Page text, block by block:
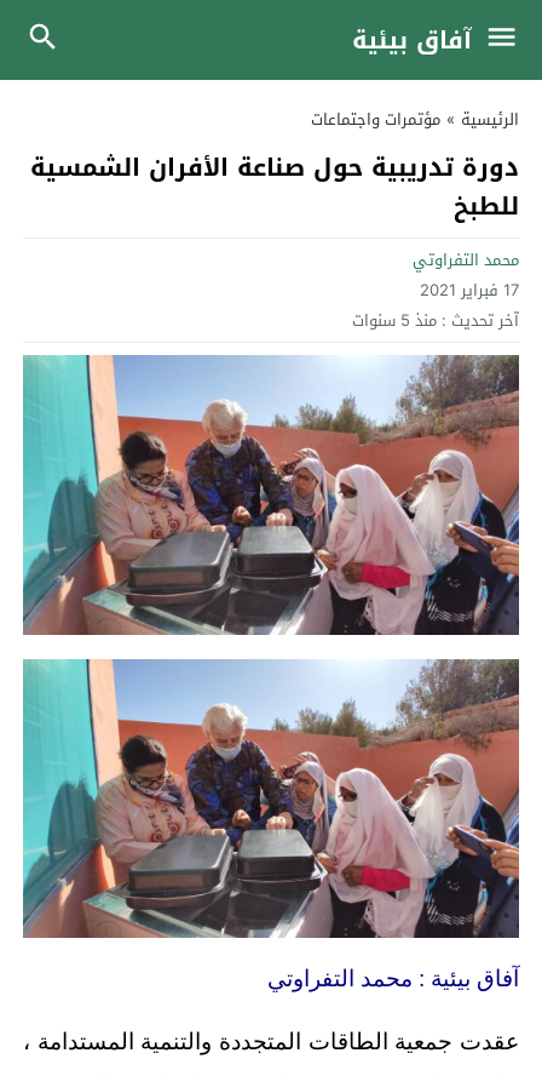
آفاق بيئية
الرئيسية » مؤتمرات واجتماعات
دورة تدريبية حول صناعة الأفران الشمسية
للطبخ
محمد التفراوتي
17 فبراير 2021
آخر تحديث : منذ 5 سنوات
آفاق بيئية : محمد التفراوتي
عقدت جمعية الطاقات المتجددة والتنمية المستدامة ،